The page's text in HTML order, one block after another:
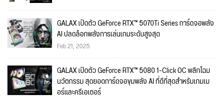
GALAX เปิดตัว GeForce RTX™ 5070Ti Series การ์ดจอพลัง
AI ปลดล็อกพลังการเล่นเกมระดับสูงสุด
Feb 21, 2025
GALAX เปิดตัว GeForce RTX™ 5080 1-Click OC พลิกโฉม
นวัตกรรม สุดยอดการ์ดจอขุมพลัง AI ที่ดีที่สุดสำหรับเกมเม
อร์และครีเอเตอร์